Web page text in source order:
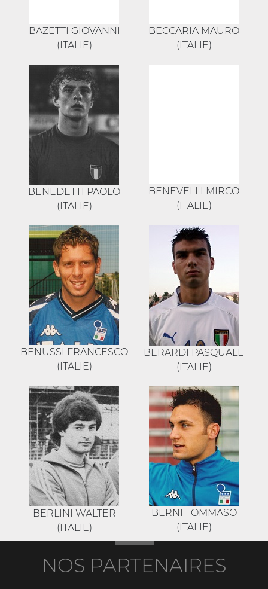
BAZETTI GIOVANNI
(ITALIE)
BECCARIA MAURO
(ITALIE)
BENEDETTI PAOLO
(ITALIE)
BENEVELLI MIRCO
(ITALIE)
BENUSSI FRANCESCO
(ITALIE)
BERARDI PASQUALE
(ITALIE)
BERLINI WALTER
(ITALIE)
BERNI TOMMASO
(ITALIE)
NOS PARTENAIRES